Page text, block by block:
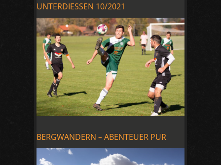
UNTERDIESSEN 10/2021
BERGWANDERN – ABENTEUER PUR